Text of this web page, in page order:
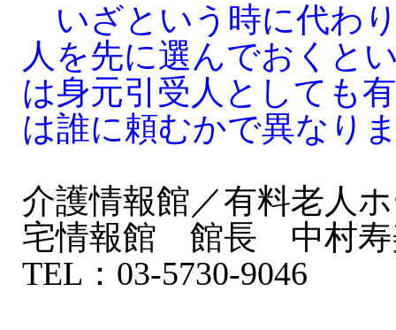
いざという時に代わ
人を先に選んでおくと
は身元引受人としても
は誰に頼むかで異なり
介護情報館／有料老人
宅情報館 館長 中村寿
TEL：03-5730-9046